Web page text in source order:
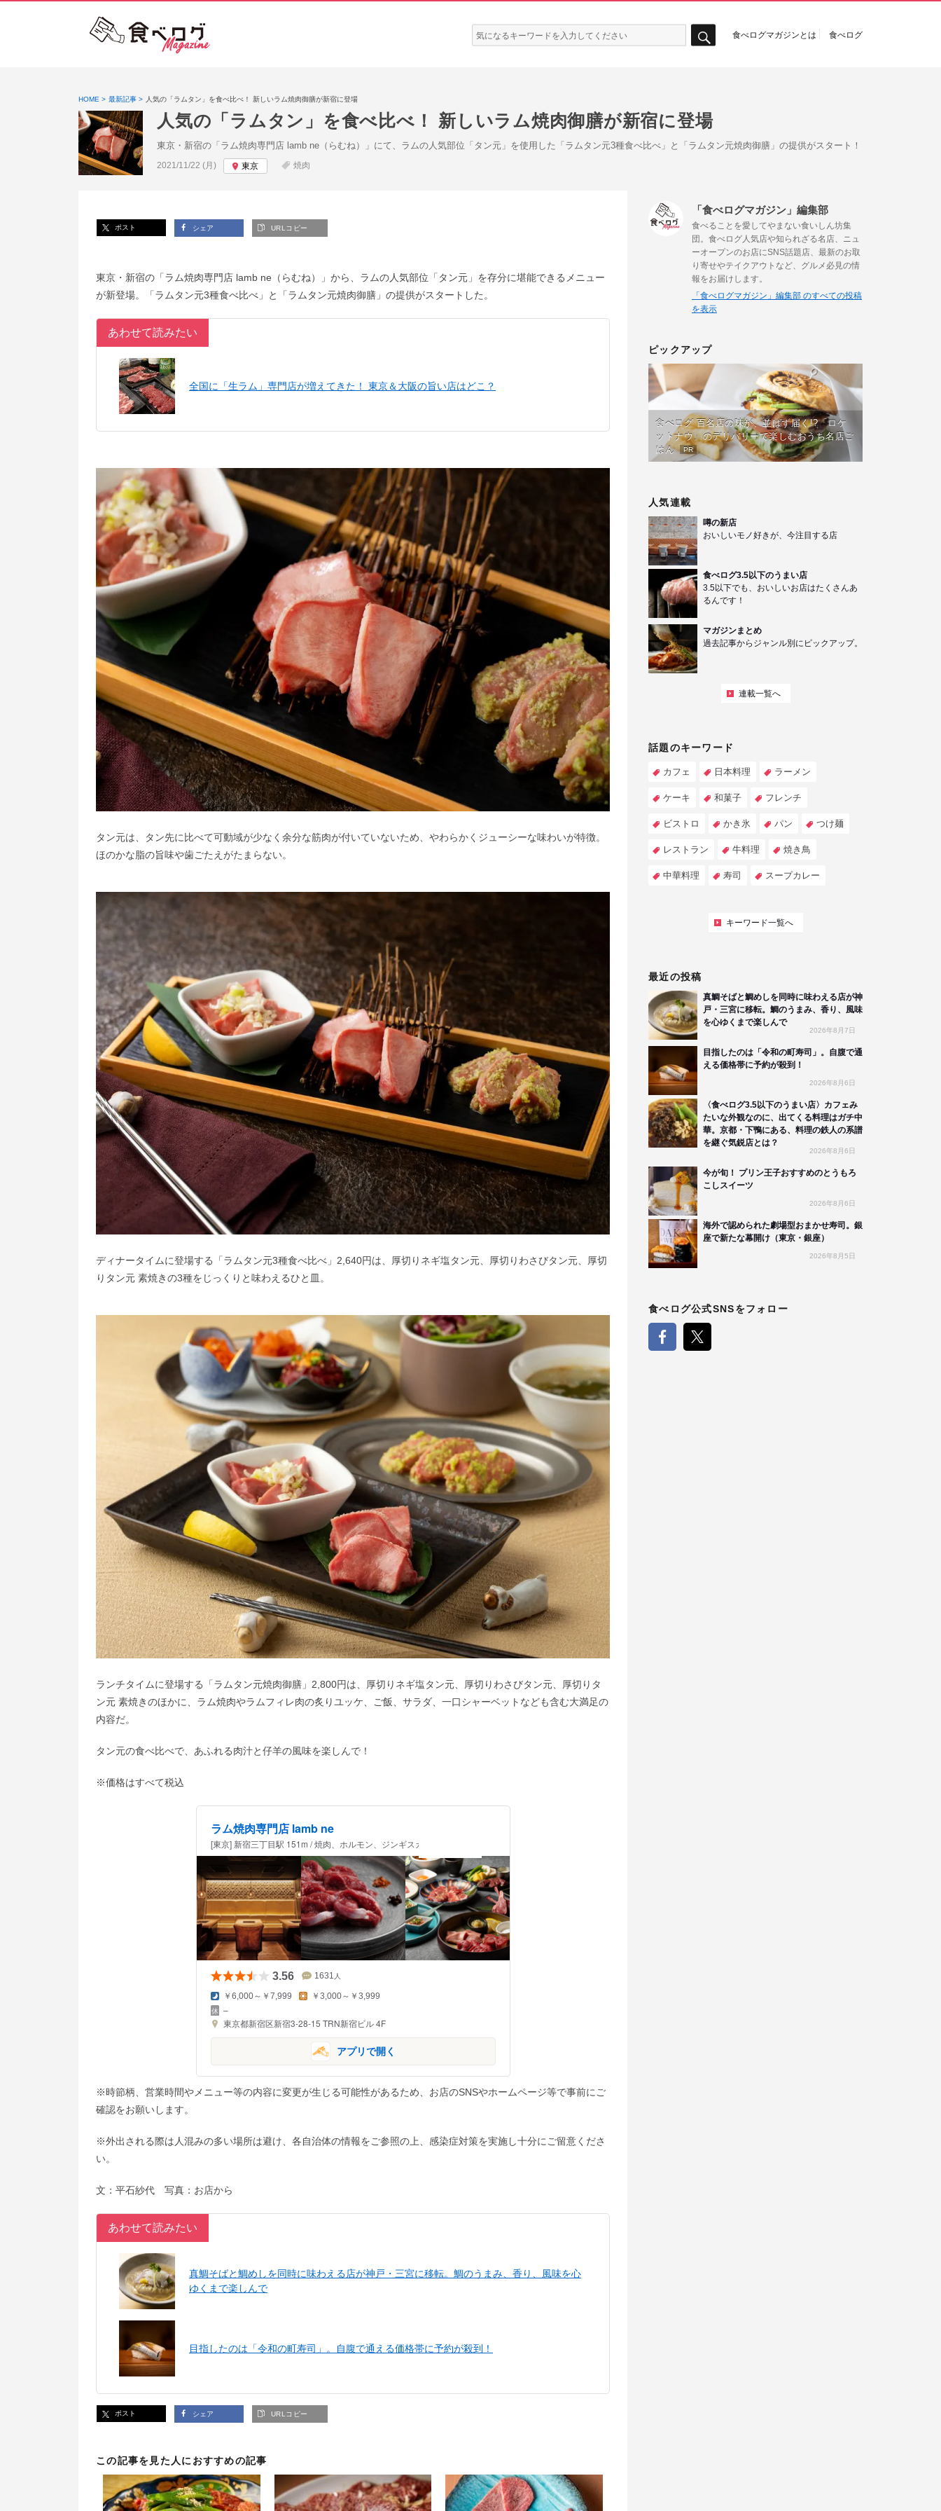
検
索:
食べログマガジンとは 食べログ
HOME 最新記事 人気の「ラムタン」を食べ比べ！ 新しいラム焼肉御膳が新宿に登場
人気の「ラムタン」を食べ比べ！ 新しいラム焼肉御膳が新宿に登場
東京・新宿の「ラム焼肉専門店 lamb ne（らむね）」にて、ラムの人気部位「タン元」を使用した「ラムタン元3種食べ比べ」と「ラムタン元焼肉御膳」の提供がスタート！
投稿日:
2021/11/22 (月) 東京 焼肉
ポスト シェア URLコピー
東京・新宿の「ラム焼肉専門店 lamb ne（らむね）」から、ラムの人気部位「タン元」を存分に堪能できるメニュー
が新登場。「ラムタン元3種食べ比べ」と「ラムタン元焼肉御膳」の提供がスタートした。
あわせて読みたい
全国に「生ラム」専門店が増えてきた！ 東京＆大阪の旨い店はどこ？
タン元は、タン先に比べて可動域が少なく余分な筋肉が付いていないため、やわらかくジューシーな味わいが特徴。
ほのかな脂の旨味や歯ごたえがたまらない。
ディナータイムに登場する「ラムタン元3種食べ比べ」2,640円は、厚切りネギ塩タン元、厚切りわさびタン元、厚切
りタン元 素焼きの3種をじっくりと味わえるひと皿。
ランチタイムに登場する「ラムタン元焼肉御膳」2,800円は、厚切りネギ塩タン元、厚切りわさびタン元、厚切りタ
ン元 素焼きのほかに、ラム焼肉やラムフィレ肉の炙りユッケ、ご飯、サラダ、一口シャーベットなども含む大満足の
内容だ。
タン元の食べ比べで、あふれる肉汁と仔羊の風味を楽しんで！
※価格はすべて税込
ラム焼肉専門店 lamb ne
[東京] 新宿三丁目駅 151m / 焼肉、ホルモン、ジンギスカン
3.56 1631 人
￥6,000～￥7,999 ￥3,000～￥3,999
–
東京都新宿区新宿3-28-15 TRN新宿ビル 4F
アプリで開く
※時節柄、営業時間やメニュー等の内容に変更が生じる可能性があるため、お店のSNSやホームページ等で事前にご
確認をお願いします。
※外出される際は人混みの多い場所は避け、各自治体の情報をご参照の上、感染症対策を実施し十分にご留意くださ
い。
文：平石紗代 写真：お店から
あわせて読みたい
真鯛そばと鯛めしを同時に味わえる店が神戸・三宮に移転。鯛のうまみ、香り、風味を心
ゆくまで楽しんで
目指したのは「令和の町寿司」。自腹で通える価格帯に予約が殺到！
ポスト シェア URLコピー
この記事を見た人におすすめの記事
「食べログマガジン」編集部
食べることを愛してやまない食いしん坊集
団。食べログ人気店や知られざる名店、ニュ
ーオープンのお店にSNS話題店、最新のお取
り寄せやテイクアウトなど、グルメ必見の情
報をお届けします。
「食べログマガジン」編集部 のすべての投稿
を表示
ピックアップ
食べログ 百名店の味が、並ばず届く!?「ロケ
ットナウ」のデリバリーで楽しむおうち名店ご
はん
PR
人気連載
噂の新店
おいしいモノ好きが、今注目する店
食べログ3.5以下のうまい店
3.5以下でも、おいしいお店はたくさんあ
るんです！
マガジンまとめ
過去記事からジャンル別にピックアップ。
連載一覧へ
話題のキーワード
カフェ 日本料理 ラーメン
ケーキ 和菓子 フレンチ
ビストロ かき氷 パン つけ麺
レストラン 牛料理 焼き鳥
中華料理 寿司 スープカレー
キーワード一覧へ
最近の投稿
真鯛そばと鯛めしを同時に味わえる店が神
戸・三宮に移転。鯛のうまみ、香り、風味
を心ゆくまで楽しんで
2026年8月7日
目指したのは「令和の町寿司」。自腹で通
える価格帯に予約が殺到！
2026年8月6日
〈食べログ3.5以下のうまい店〉カフェみ
たいな外観なのに、出てくる料理はガチ中
華。京都・下鴨にある、料理の鉄人の系譜
を継ぐ気鋭店とは？
2026年8月6日
今が旬！ プリン王子おすすめのとうもろ
こしスイーツ
2026年8月6日
海外で認められた劇場型おまかせ寿司。銀
座で新たな幕開け（東京・銀座）
2026年8月5日
食べログ公式SNSをフォロー